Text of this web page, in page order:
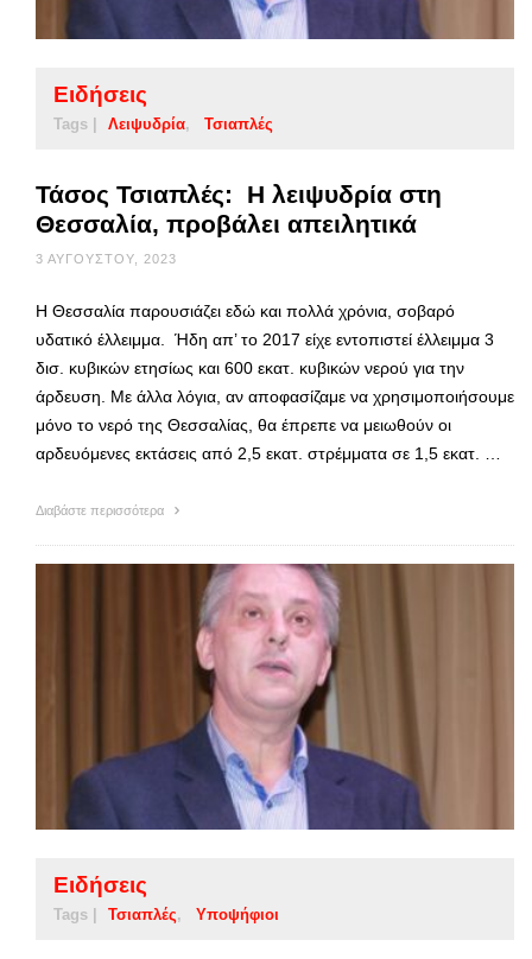
Ειδήσεις
Tags | Λειψυδρία Τσιαπλές
Τάσος Τσιαπλές: Η λειψυδρία στη
Θεσσαλία, προβάλει απειλητικά
3 ΑΥΓΟΎΣΤΟΥ, 2023
Η Θεσσαλία παρουσιάζει εδώ και πολλά χρόνια, σοβαρό
υδατικό έλλειμμα. Ήδη απ’ το 2017 είχε εντοπιστεί έλλειμμα 3
δισ. κυβικών ετησίως και 600 εκατ. κυβικών νερού για την
άρδευση. Με άλλα λόγια, αν αποφασίζαμε να χρησιμοποιήσουμε
μόνο το νερό της Θεσσαλίας, θα έπρεπε να μειωθούν οι
αρδευόμενες εκτάσεις από 2,5 εκατ. στρέμματα σε 1,5 εκατ. …
Διαβάστε περισσότερα
Ειδήσεις
Tags | Τσιαπλές Υποψήφιοι